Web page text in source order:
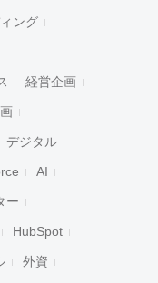
ング
経営企画
デジタル
AI
ー
HubSpot
外資